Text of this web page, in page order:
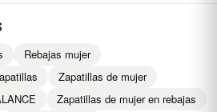
Rebajas mujer
Zapatillas de mujer
Zapatillas de mujer en rebajas